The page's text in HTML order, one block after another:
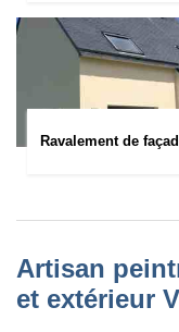
Ravalement de
Artisan
et extérieur